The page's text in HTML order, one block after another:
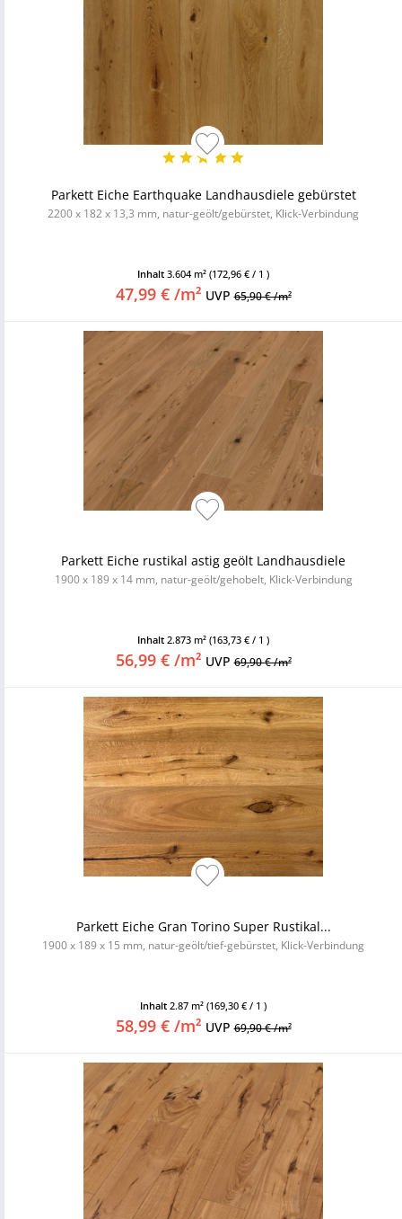
Parkett Eiche Earthquake Landhausdiele gebürstet
2200 x 182 x 13,3 mm, natur-geölt/gebürstet, Klick-Verbindung
Inhalt 3.604 m² (172,96 € / 1 )
47,99 € /m² UVP65,90 € /m²
Parkett Eiche rustikal astig geölt Landhausdiele
1900 x 189 x 14 mm, natur-geölt/gehobelt, Klick-Verbindung
Inhalt 2.873 m² (163,73 € / 1 )
56,99 € /m² UVP69,90 € /m²
Parkett Eiche Gran Torino Super Rustikal...
1900 x 189 x 15 mm, natur-geölt/tief-gebürstet, Klick-Verbindung
Inhalt 2.87 m² (169,30 € / 1 )
58,99 € /m² UVP69,90 € /m²